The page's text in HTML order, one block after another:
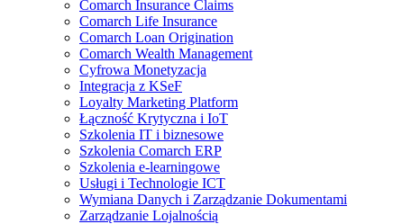
Comarch Insurance Claims
Comarch Life Insurance
Comarch Loan Origination
Comarch Wealth Management
Cyfrowa Monetyzacja
Integracja z KSeF
Loyalty Marketing Platform
Łączność Krytyczna i IoT
Szkolenia IT i biznesowe
Szkolenia Comarch ERP
Szkolenia e-learningowe
Usługi i Technologie ICT
Wymiana Danych i Zarządzanie Dokumentami
Zarządzanie Lojalnością